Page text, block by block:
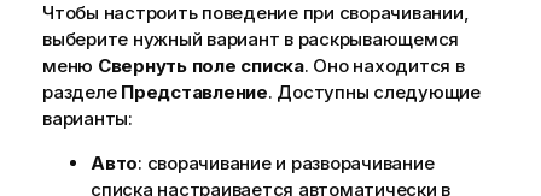
Чтобы настроить поведение при сворачивании,
выберите нужный вариант в раскрывающемся
меню Свернуть поле списка. Оно находится в
разделе Представление. Доступны следующие
варианты:
Авто: сворачивание и разворачивание
списка настраивается автоматически в